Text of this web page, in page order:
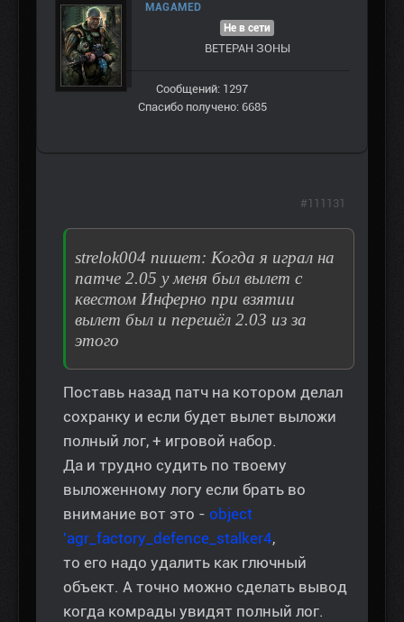
MAGAMED
Не в сети
ВЕТЕРАН ЗOНЫ
Сообщений: 1297
Спасибо получено: 6685
strelok004 пишет: Когда я играл на
патче 2.05 у меня был вылет с
квестом Инферно при взятии
вылет был и перешёл 2.03 из за
этого
Поставь назад патч на котором делал
сохранку и если будет вылет выложи
полный лог, + игровой набор.
Да и трудно судить по твоему
выложенному логу если брать во
внимание вот это - object
'agr_factory_defence_stalker4,
то его надо удалить как глючный
объект. А точно можно сделать вывод
когда комрады увидят полный лог.
#111131